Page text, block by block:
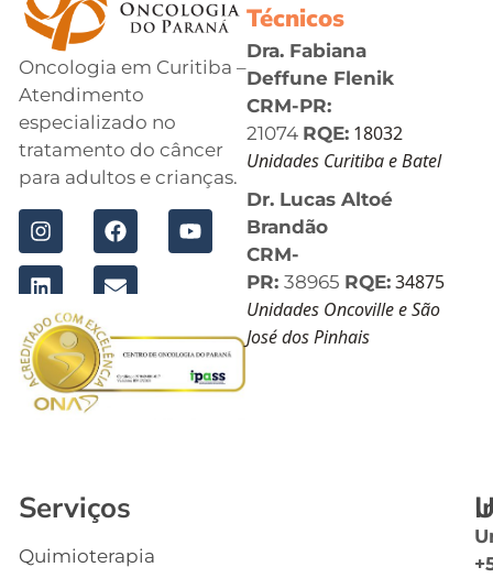
Oncologia em Curitiba –
Atendimento
especializado no
tratamento do câncer
para adultos e crianças.
Técnicos
Dra. Fabiana
Deffune Flenik
CRM-PR:
21074 RQE: 18032
Unidades Curitiba e Batel
Dr. Lucas Altoé
Brandão
CRM-
PR: 38965 RQE: 34875
Unidades Oncoville e São
José dos Pinhais
Serviços
Quimioterapia